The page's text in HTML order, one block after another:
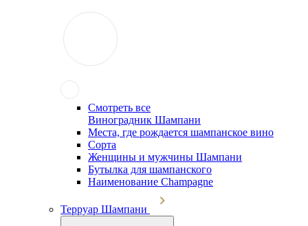
Смотреть все
Виноградник Шампани
Места, где рождается шампанское вино
Сорта
Женщины и мужчины Шампани
Бутылка для шампанского
Наименование Champagne
Терруар Шампани